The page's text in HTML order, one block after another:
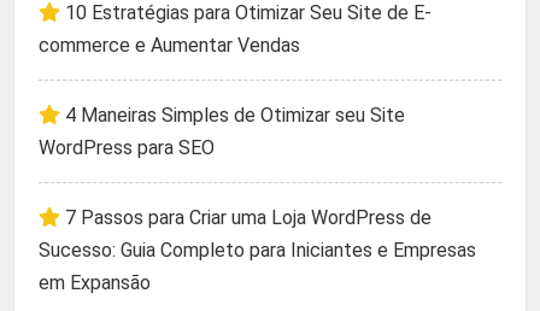
10 Estratégias para Otimizar Seu Site de E-
commerce e Aumentar Vendas
4 Maneiras Simples de Otimizar seu Site
WordPress para SEO
7 Passos para Criar uma Loja WordPress de
Sucesso: Guia Completo para Iniciantes e Empresas
em Expansão